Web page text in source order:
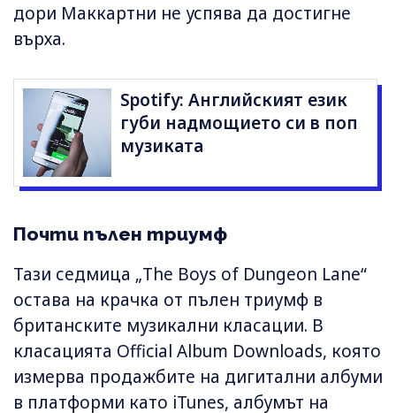
дори Маккартни не успява да достигне
върха.
Spotify: Английският език
губи надмощието си в поп
музиката
Почти пълен триумф
Тази седмица „The Boys of Dungeon Lane“
остава на крачка от пълен триумф в
британските музикални класации. В
класацията Official Album Downloads, която
измерва продажбите на дигитални албуми
в платформи като iTunes, албумът на